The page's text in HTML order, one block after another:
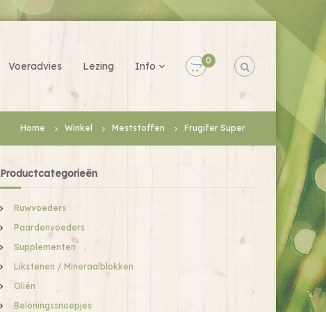
Voeradvies Lezing Info 0
Home Winkel Meststoffen Frugifer Super
Productcategorieën
Ruwvoeders
Paardenvoeders
Supplementen
Likstenen / Mineraalblokken
Oliën
Beloningssnoepjes